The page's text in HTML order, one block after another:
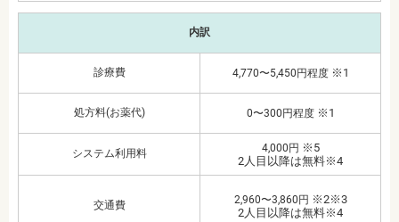
内訳
診療費 4,770〜5,450円程度 ※1
処方料(お薬代) 0〜300円程度 ※1
システム利用料 4,000円 ※5
2人目以降は無料※4
交通費 2,960〜3,860円 ※2※3
2人目以降は無料※4